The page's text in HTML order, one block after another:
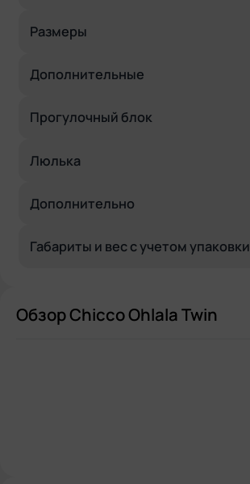
Размеры
Дополнительные
Прогулочный блок
Люлька
Дополнительно
Габариты и вес с учетом упаковки
Обзор Chicco Ohlala Twin